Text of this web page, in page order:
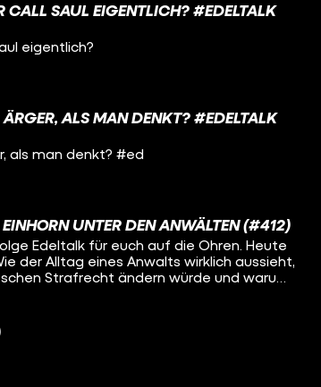
CALL SAUL EIGENTLICH? #EDELTALK
eigentlich?
ALS MAN DENKT? #EDELTALK
als man denkt? #ed
UNTER DEN ANWÄLTEN (#412)
Edeltalk für euch auf die Ohren. Heute
der Alltag eines Anwalts wirklich aussieht,
Strafrecht ändern würde und warum